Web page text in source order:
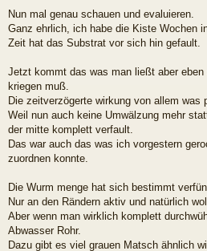
Nun mal genau schauen und evaluieren.
Ganz ehrlich, ich habe die Kiste Wochen
Zeit hat das Substrat vor sich hin gefault.
Jetzt kommt das was man ließt aber eben
kriegen muß.
Die zeitverzögerte wirkung von allem was
Weil nun auch keine Umwälzung mehr
der mitte komplett verfault.
Das war auch das was ich vorgestern
zuordnen konnte.
Die Wurm menge hat sich bestimmt
Nur an den Rändern aktiv und natürlich
Aber wenn man wirklich komplett
Abwasser Rohr.
Dazu gibt es viel grauen Matsch ähnlich